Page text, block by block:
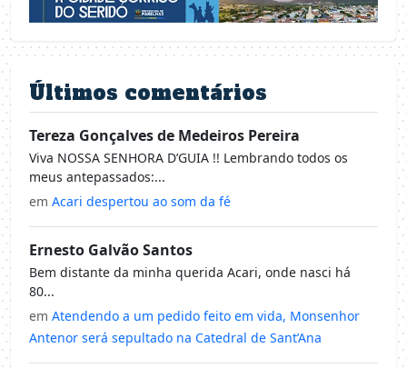
Últimos comentários
Tereza Gonçalves de Medeiros Pereira
Viva NOSSA SENHORA D’GUIA !! Lembrando todos os
meus antepassados:...
em Acari despertou ao som da fé
Ernesto Galvão Santos
Bem distante da minha querida Acari, onde nasci há
80...
em Atendendo a um pedido feito em vida, Monsenhor
Antenor será sepultado na Catedral de Sant’Ana